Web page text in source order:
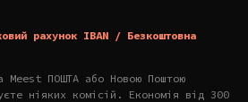
рахунок IBAN / Безкоштовна
Meest ПОШТА або Новою Поштою
ніяких комісій. Економія від 300